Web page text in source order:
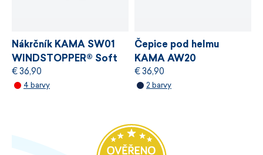
Nákrčník KAMA SW01
WINDSTOPPER® Soft
Shell
€ 36,90
4 barvy
Čepice pod helmu
KAMA AW20
WINDSTOPPER®
€ 36,90
2 barvy